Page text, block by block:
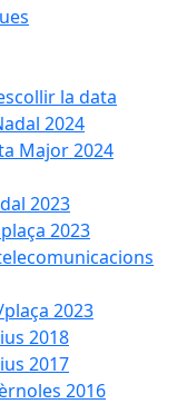
la data
2024
Major 2024
2023
2023
2023
2018
2017
2016